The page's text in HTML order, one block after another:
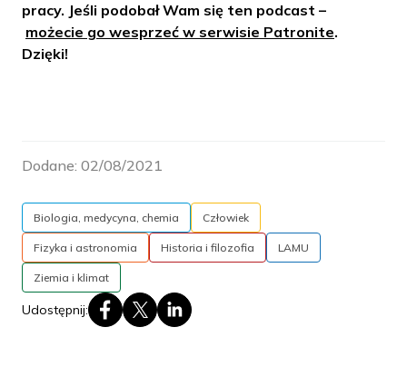
pracy. Jeśli podobał Wam się ten podcast –
możecie go wesprzeć w serwisie Patronite.
Dzięki!
Dodane: 02/08/2021
Biologia, medycyna, chemia Człowiek
Fizyka i astronomia Historia i filozofia LAMU
Ziemia i klimat
Udostępnij: